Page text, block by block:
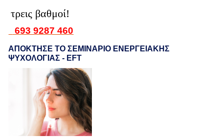
τρεις βαθμοί!
693 9287 460
ΑΠΟΚΤΗΣΕ ΤΟ ΣΕΜΙΝΑΡΙΟ ΕΝΕΡΓΕΙΑΚΗΣ
ΨΥΧΟΛΟΓΙΑΣ - EFT